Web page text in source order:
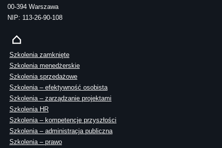
00-394 Warszawa
NIP: 113-26-90-108
Szkolenia zamknięte
Szkolenia menedżerskie
Szkolenia sprzedażowe
Szkolenia – efektywność osobista
Szkolenia – zarządzanie projektami
Szkolenia HR
Szkolenia – kompetencje przyszłości
Szkolenia – administracja publiczna
Szkolenia – prawo